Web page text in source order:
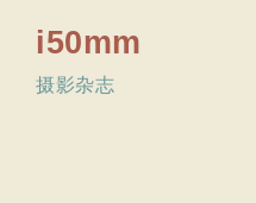
i50mm
摄影杂志